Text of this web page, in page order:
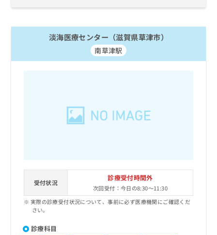
淡海医療センター（滋賀県草津市）
南草津駅
受付状況
診療受付時間外
次回受付：今日の8:30～11:30
実際の診療受付状況について、事前に必ず医療機関にご確認くだ
さい。
診療科目